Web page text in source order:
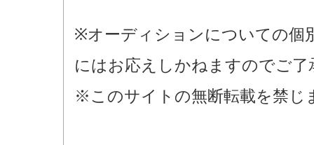
※オーディションについての個
にはお応えしかねますのでご了
※このサイトの無断転載を禁じ